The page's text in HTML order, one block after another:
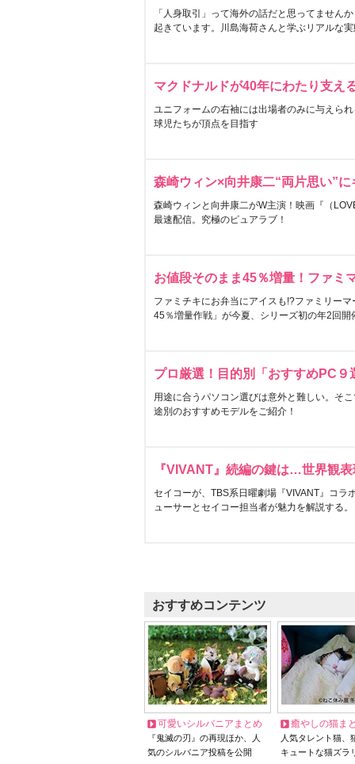
「人身取引」って海外の話だと思ってません
起きています。川島海荷さんと学ぶリアルな
マクドナルドが40年にわたり支え
ユニフォームの右袖には出場者のみに与えら
球児たちが頂点を目指す
森崎ウィン×向井康二“両片思い”
森崎ウィンと向井康二がW主演！映画『（
最速配信。究極のピュアラブ！
お値段そのまま45％増量！ファミ
ファミチキにお弁当にアイスも!?ファミリー
45％増量作戦」が今夏、シリーズ初の年2回開
プロ厳選！目的別「おすすめPC９
用途に合うパソコン選びは意外と難しい。そ
途別のおすすめモデルをご紹介！
『VIVANT』続編の鍵は…世界観
セイコーが、TBS系日曜劇場『VIVANT』コラ
ューサーとセイコー担当者が魅力を解説する。
おすすめコンテンツ
可愛いシルバニアまとめ
『鬼滅の刃』の再現ほか、人
気のシルバニア投稿を公開
癒やしの猫ま
人気タレント猫
キュートな猫ズラ